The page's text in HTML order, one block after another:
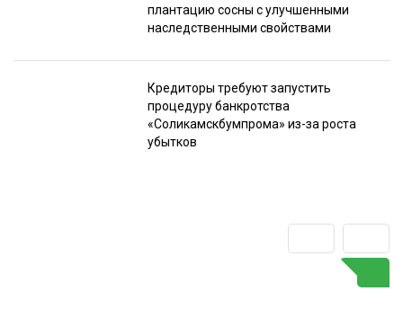
плантацию сосны с улучшенными
наследственными свойствами
Кредиторы требуют запустить
процедуру банкротства
«Соликамскбумпрома» из-за роста
убытков